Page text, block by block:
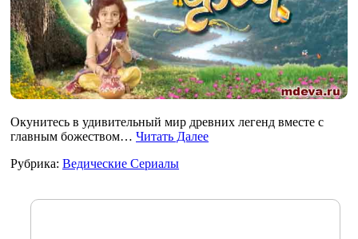
Окунитесь в удивительный мир древних легенд вместе с
главным божеством… Читать Далее
Рубрика: Ведические Сериалы